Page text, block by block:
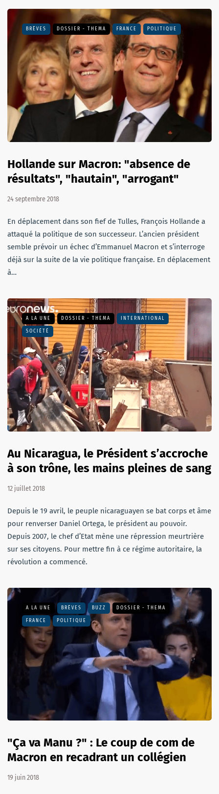
BRÈVES DOSSIER - THEMA FRANCE POLITIQUE
Hollande sur Macron: "absence de
résultats", "hautain", "arrogant"
24 septembre 2018
En déplacement dans son fief de Tulles, François Hollande a
attaqué la politique de son successeur. L’ancien président
semble prévoir un échec d’Emmanuel Macron et s’interroge
déjà sur la suite de la vie politique française. En déplacement
à…
A LA UNE DOSSIER - THEMA INTERNATIONAL
SOCIÉTÉ
Au Nicaragua, le Président s’accroche
à son trône, les mains pleines de sang
12 juillet 2018
Depuis le 19 avril, le peuple nicaraguayen se bat corps et âme
pour renverser Daniel Ortega, le président au pouvoir.
Depuis 2007, le chef d’Etat mène une répression meurtrière
sur ses citoyens. Pour mettre fin à ce régime autoritaire, la
révolution a commencé.
A LA UNE BRÈVES BUZZ DOSSIER - THEMA
FRANCE POLITIQUE
"Ça va Manu ?" : Le coup de com de
Macron en recadrant un collégien
19 juin 2018